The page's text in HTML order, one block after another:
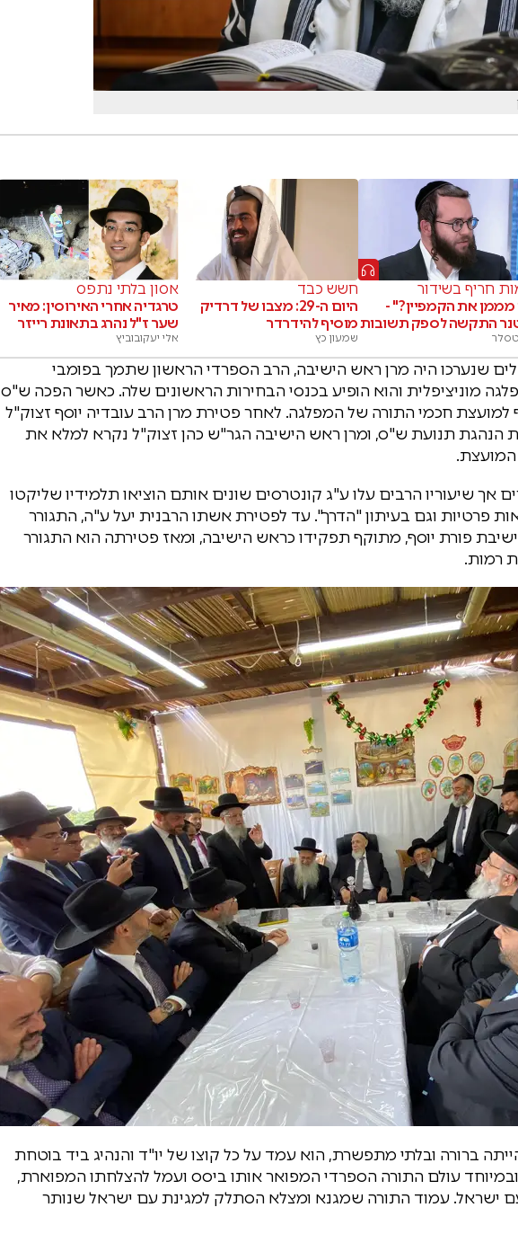
חריף בשידור
מממן את הקמפיין?" -
התקשה לספק תשובות
חשש כבד
היום ה-29: מצבו של דרדיק
מוסיף להידרדר
שמעון כץ
אסון בלתי נתפס
טרגדיה אחרי האירוסין: מאיר
שער ז"ל נהרג בתאונת רייזר
אלי יעקובוביץ
שנערכו היה מרן ראש הישיבה, הרב הספרדי הראשון שתמך בפומבי
מוניציפלית והוא הופיע בכנסי הבחירות הראשונים שלה. כאשר הפכה ש"ס
למועצת חכמי התורה של המפלגה. לאחר פטירת מרן הרב עובדיה יוסף זצוק"ל
הנהגת תנועת ש"ס, ומרן ראש הישיבה הגר"ש כהן זצוק"ל נקרא למלא את
המועצת.
שיעוריו הרבים עלו ע"ג קונטרסים שונים אותם הוציאו תלמידיו שליקטו
פרטיות וגם בעיתון "הדרך". עד לפטירת אשתו הרבנית יעל ע"ה, התגורר
פורת יוסף, מתוקף תפקידו כראש הישיבה, ומאז פטירתה הוא התגורר
רמות.
ברורה ובלתי מתפשרת, הוא עמד על כל קוצו של יו"ד והנהיג ביד בוטחת
עולם התורה הספרדי המפואר אותו ביסס ועמל להצלחתו המפוארת,
ישראל. עמוד התורה שמגנא ומצלא הסתלק למגינת עם ישראל שנותר